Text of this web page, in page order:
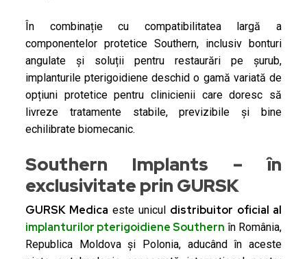
În combinație cu compatibilitatea largă a
componentelor protetice Southern, inclusiv bonturi
angulate și soluții pentru restaurări pe șurub,
implanturile pterigoidiene deschid o gamă variată de
opțiuni protetice pentru clinicienii care doresc să
livreze tratamente stabile, previzibile și bine
echilibrate biomecanic.
Southern Implants – în
exclusivitate prin GURSK
GURSK Medica este unicul distribuitor oficial al
implanturilor pterigoidiene Southern în România,
Republica Moldova și Polonia, aducând în aceste